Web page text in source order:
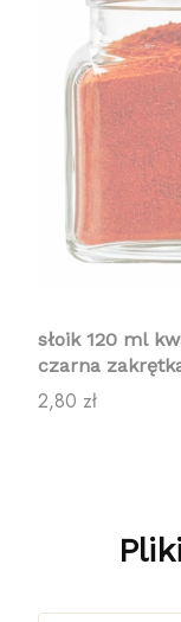
słoik 120 ml
czarna
Cena
2,80 zł